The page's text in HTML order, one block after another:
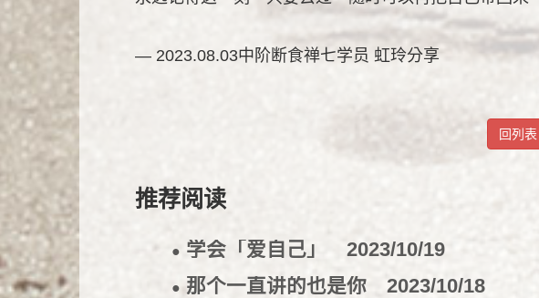
— 2023.08.03中阶断食禅七学员 虹玲分享
回列表
推荐阅读
● 学会「爱自己」 2023/10/19
●那个一直讲的也是你 2023/10/18